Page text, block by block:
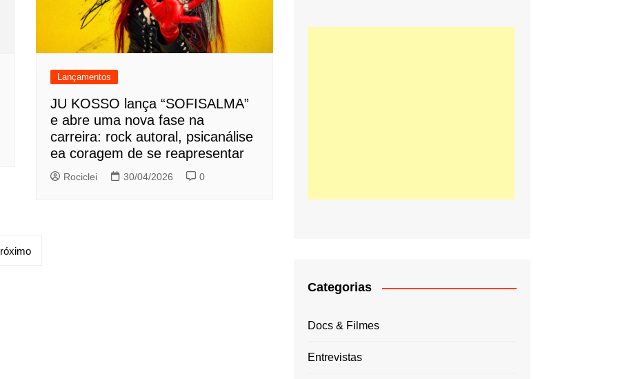
Lançamentos
JU KOSSO lança “SOFISALMA”
e abre uma nova fase na
carreira: rock autoral, psicanálise
ea coragem de se reapresentar
Rociclei 30/04/2026 0
Categorias
Docs & Filmes
Entrevistas